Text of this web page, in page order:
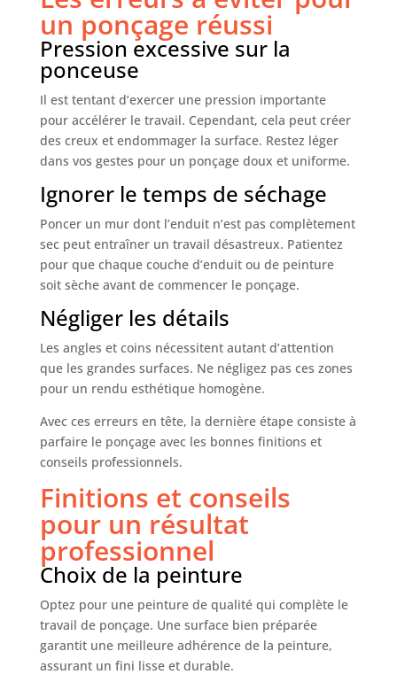
un ponçage réussi
Pression excessive sur la
ponceuse
Il est tentant d’exercer une pression importante
pour accélérer le travail. Cependant, cela peut créer
des creux et endommager la surface. Restez léger
dans vos gestes pour un ponçage doux et uniforme.
Ignorer le temps de séchage
Poncer un mur dont l’enduit n’est pas complètement
sec peut entraîner un travail désastreux. Patientez
pour que chaque couche d’enduit ou de peinture
soit sèche avant de commencer le ponçage.
Négliger les détails
Les angles et coins nécessitent autant d’attention
que les grandes surfaces. Ne négligez pas ces zones
pour un rendu esthétique homogène.
Avec ces erreurs en tête, la dernière étape consiste à
parfaire le ponçage avec les bonnes finitions et
conseils professionnels.
Finitions et conseils
pour un résultat
professionnel
Choix de la peinture
Optez pour une peinture de qualité qui complète le
travail de ponçage. Une surface bien préparée
garantit une meilleure adhérence de la peinture,
assurant un fini lisse et durable.